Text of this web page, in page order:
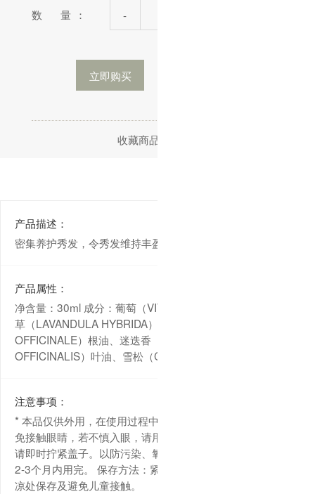
数 量： -
立即购买
收藏商品
产品描述：
密集养护秀发，令秀发维持丰盈柔顺。
产品属性：
净含量：30ml 成分：葡萄（VITIS VINIFERA）籽油、杂薰衣
草（LAVANDULA HYBRIDA）油、姜（ZINGIBER
OFFICINALE）根油、迷迭香（ROSMARINUS
OFFICINALIS）叶油、雪松（CEDRUS DEODARA）木油
注意事项：
* 本品仅供外用，在使用过程中，若感不适，请停止使用；避
免接触眼睛，若不慎入眼，请用清水冲洗； * 每次使用完毕，
请即时拧紧盖子。以防污染、氧化。 * 复方精油开封后建议在
2-3个月内用完。 保存方法：紧闭瓶盖，避光、避热、常温阴
凉处保存及避免儿童接触。